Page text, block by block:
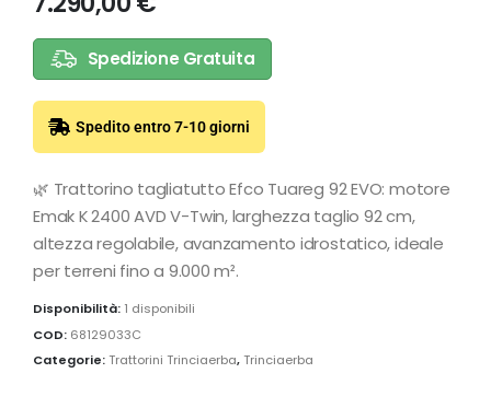
Spedizione Gratuita
Spedito entro 7-10 giorni
🌿 Trattorino tagliatutto Efco Tuareg 92 EVO: motore
Emak K 2400 AVD V-Twin, larghezza taglio 92 cm,
altezza regolabile, avanzamento idrostatico, ideale
per terreni fino a 9.000 m².
Disponibilità: 1 disponibili
COD: 68129033C
Categorie:Trattorini Trinciaerba,Trinciaerba